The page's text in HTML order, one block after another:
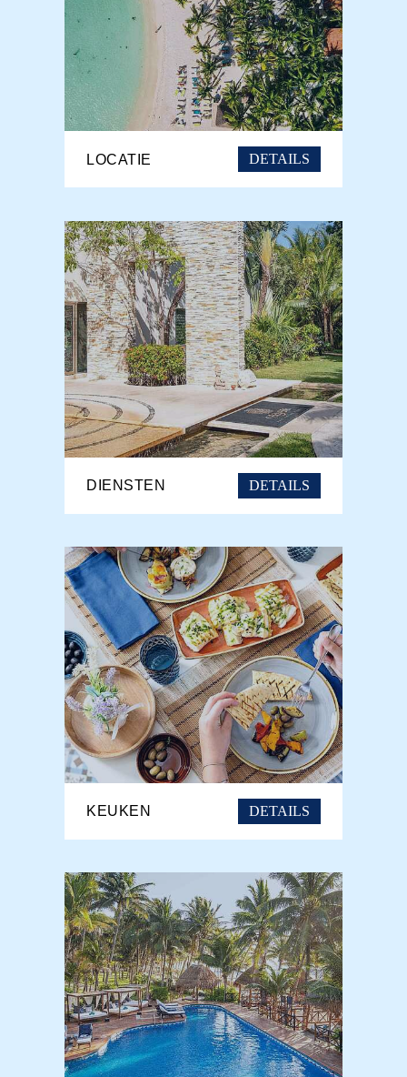
LOCATIE DETAILS
DIENSTEN DETAILS
KEUKEN DETAILS